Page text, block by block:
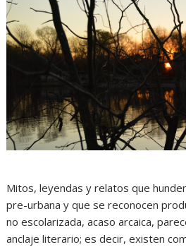
Mitos, leyendas y relatos que
pre-urbana y que se reconocen
no escolarizada, acaso arcaica,
anclaje literario; es decir, existen